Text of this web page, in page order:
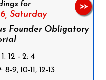
for
Saturday
Founder Obligatory
12 - 2: 4
9, 10-11, 12-13
>>